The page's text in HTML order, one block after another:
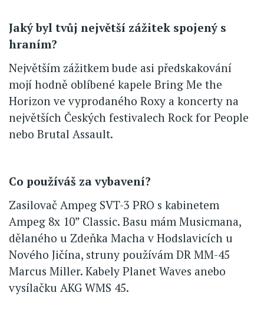
Jaký byl tvůj největší zážitek spojený s
hraním?
Největším zážitkem bude asi předskakování
mojí hodně oblíbené kapele Bring Me the
Horizon ve vyprodaného Roxy a koncerty na
největších Českých festivalech Rock for People
nebo Brutal Assault.
Co používáš za vybavení?
Zasilovač Ampeg SVT-3 PRO s kabinetem
Ampeg 8x 10” Classic. Basu mám Musicmana,
dělaného u Zdeňka Macha v Hodslavicích u
Nového Jičína, struny používám DR MM-45
Marcus Miller. Kabely Planet Waves anebo
vysílačku AKG WMS 45.